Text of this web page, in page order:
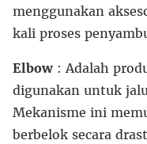
menggunakan
kali proses
Elbow : Adalah
digunakan untuk
Mekanisme ini
berbelok secara